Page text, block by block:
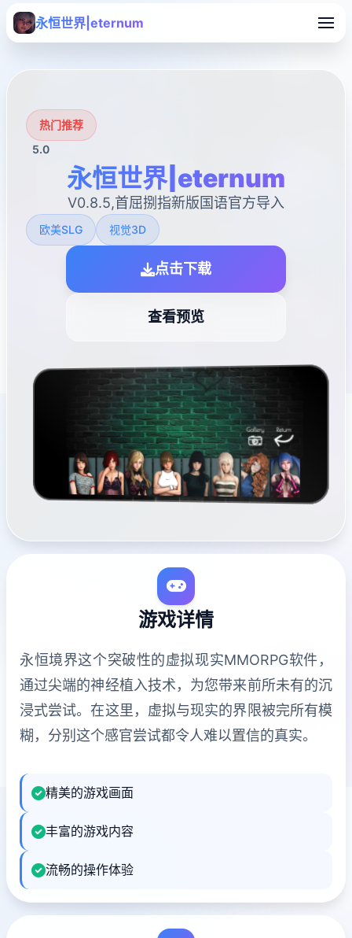
永恒世界|eternum
热门推荐
5.0
永恒世界|eternum
V0.8.5,首屈捌指新版国语官方导入
欧美SLG 视觉3D
点击下载
查看预览
游戏详情
永恒境界这个突破性的虚拟现实MMORPG软件，
通过尖端的神经植入技术，为您带来前所未有的沉
浸式尝试。在这里，虚拟与现实的界限被完所有模
糊，分别这个感官尝试都令人难以置信的真实。
精美的游戏画面
丰富的游戏内容
流畅的操作体验